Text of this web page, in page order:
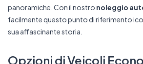
panoramiche. Con il nostro noleggio
facilmente questo punto di riferimento
sua affascinante storia.
Opzioni di Veicoli